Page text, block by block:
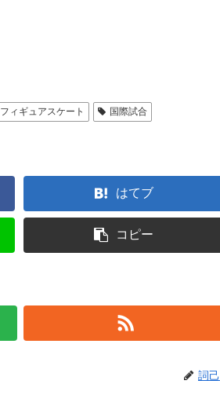
フィギュアスケート 国際試合
はてブ
コピー
詞己